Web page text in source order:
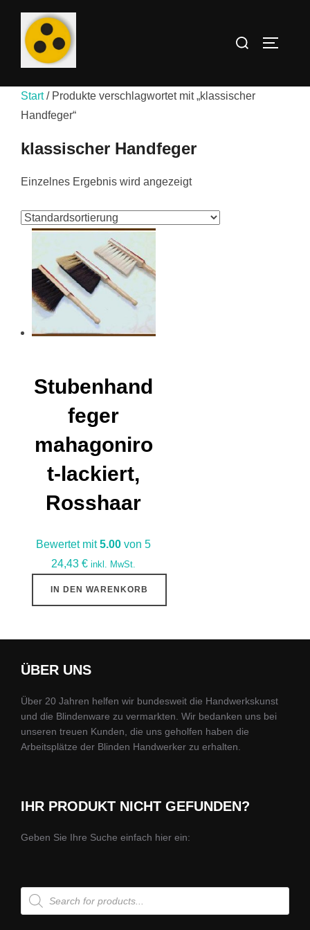
Inhalt
springen
Suchen
Start/ Produkte verschlagwortet mit „klassischer
Handfeger“
klassischer Handfeger
Einzelnes Ergebnis wird angezeigt
Stubenhand
feger
mahagoniro
t-lackiert,
Rosshaar
Bewertet mit5.00 von 5
24,43€ inkl. MwSt.
IN DEN WARENKORB
ÜBER UNS
Über 20 Jahren helfen wir bundesweit die Handwerkskunst
und die Blindenware zu vermarkten. Wir bedanken uns bei
unseren treuen Kunden, die uns geholfen haben die
Arbeitsplätze der Blinden Handwerker zu erhalten.
IHR PRODUKT NICHT GEFUNDEN?
Geben Sie Ihre Suche einfach hier ein:
Products
search